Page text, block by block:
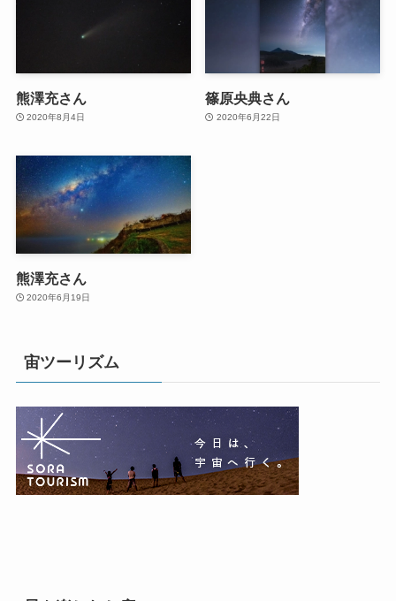
熊澤充さん
2020年8月4日
篠原央典さん
2020年6月22日
熊澤充さん
2020年6月19日
宙ツーリズム